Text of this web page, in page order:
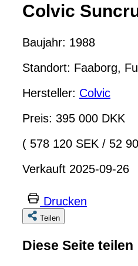
Colvic
Baujahr: 1988
Standort: Faaborg,
Hersteller: Colvic
Preis: 395 000 DKK
( 578 120 SEK / 52
Verkauft 2025-09-26
Drucken
Teilen
Diese Seite teilen